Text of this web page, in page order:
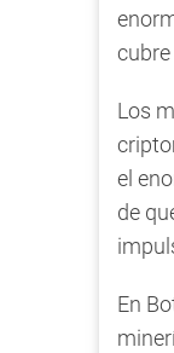
Los
el
de
En